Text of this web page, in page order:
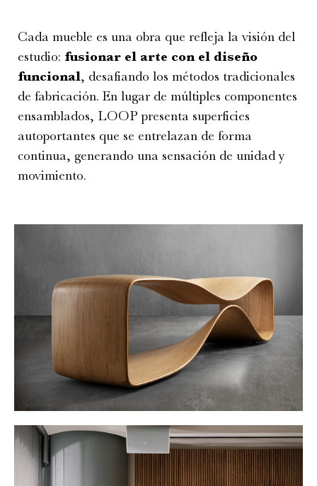
Cada mueble es una obra que refleja la visión del
estudio: fusionar el arte con el diseño
funcional, desafiando los métodos tradicionales
de fabricación. En lugar de múltiples componentes
ensamblados, LOOP presenta superficies
autoportantes que se entrelazan de forma
continua, generando una sensación de unidad y
movimiento.